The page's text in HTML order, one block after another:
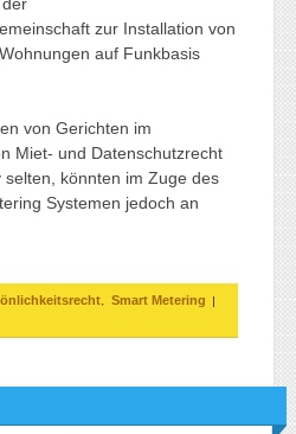
zur Installation von
auf Funkbasis
von Gerichten im
Miet- und Datenschutzrecht
könnten im Zuge des
Systemen jedoch an
, Smart Metering |